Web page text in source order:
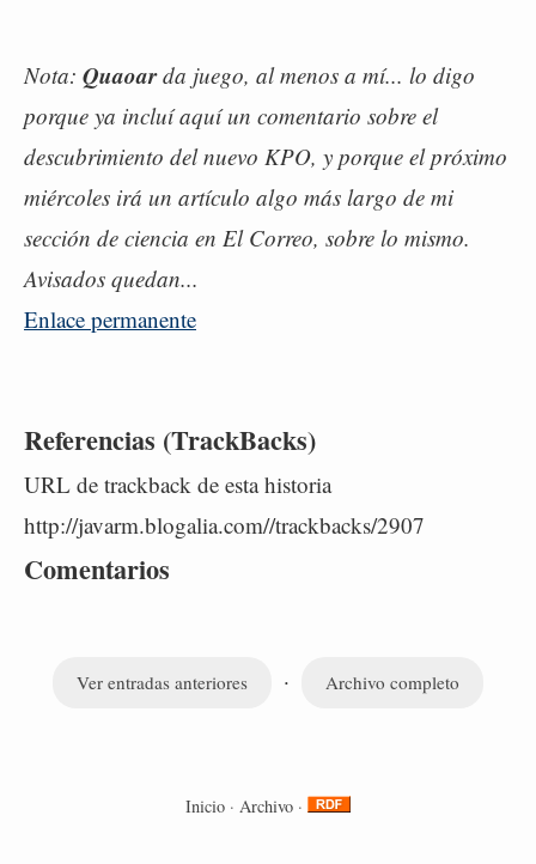
Nota: Quaoarda juego, al menos a mí... lo digo
porque ya incluí aquí un comentario sobre el
descubrimiento del nuevo KPO, y porque el próximo
miércoles irá un artículo algo más largo de mi
sección de ciencia en El Correo, sobre lo mismo.
Avisados quedan...
Enlace permanente
Referencias (TrackBacks)
URL de trackback de esta historia
http://javarm.blogalia.com//trackbacks/2907
Comentarios
Ver entradas anteriores · Archivo completo
Inicio · Archivo ·